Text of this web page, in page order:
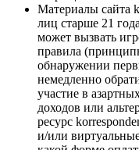
Материалы сайта
лиц старше 21
может вызвать
правила
обнаружении
немедленно
участие в
доходов или
ресурс
и/или